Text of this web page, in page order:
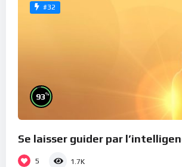
#32
93%
Se laisser guider par
5 1.7K